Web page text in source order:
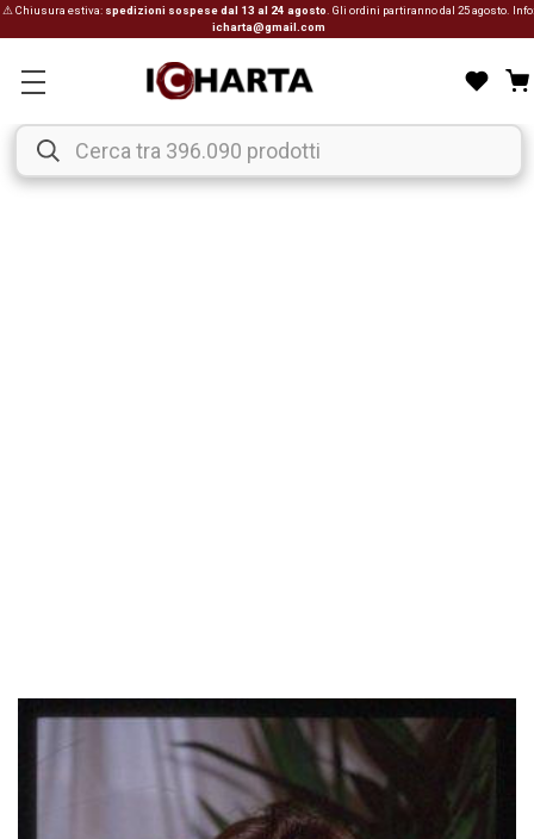
⚠ Chiusura estiva: spedizioni sospese dal 13 al 24 agosto . Gli ordini partiranno dal 25 agosto. Info:
icharta@gmail.com